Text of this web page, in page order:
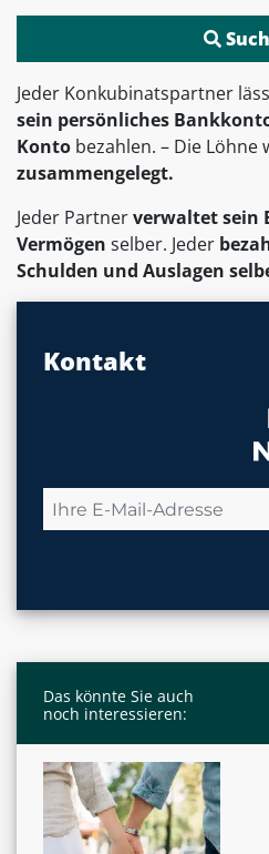
Jeder Konkubinatspartner
sein persönliches
Konto bezahlen. – Die Löhne
zusammengelegt.
Jeder Partnerverwaltet sein
Vermögen selber. Jeder
Schulden und Auslagen
Kontakt
Das könnte Sie auch
noch interessieren: